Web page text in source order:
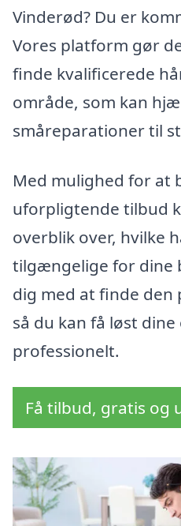
Vinderød? Du er
Vores platform gør
finde kvalificerede
område, som kan
småreparationer til
Med mulighed for at
uforpligtende tilbud
overblik over, hvilke
tilgængelige for dine
dig med at finde den
så du kan få løst
professionelt.
Få tilbud, gratis og